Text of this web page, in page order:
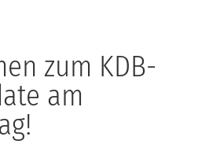
zum KDB-
am